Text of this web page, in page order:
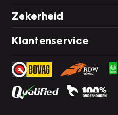
Zekerheid
Klantenservice